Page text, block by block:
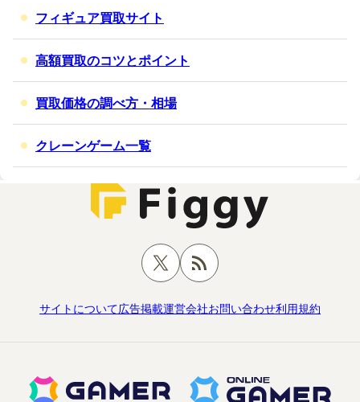
フィギュア買取サイト
高額買取のコツとポイント
買取価格の調べ方・相場
クレーンゲーム一覧
サイトについて広告掲載運営会社お問い合わせ利用規約